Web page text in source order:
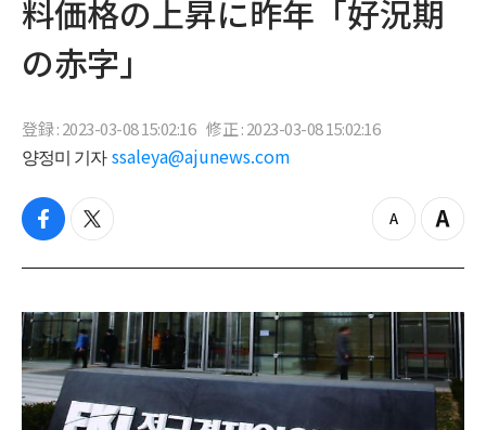
料価格の上昇に昨年「好況期
の赤字」
登録 : 2023-03-08 15:02:16 修正 : 2023-03-08 15:02:16
양정미 기자 ssaleya@ajunews.com
f
c
b
o
k
t
i
t
e
r
z
o
o
u
t
Z
o
i
n